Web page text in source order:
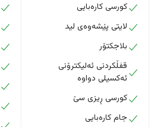
کورسی کارەبایی
لایتی پێشەوەی لید
بلاجکتۆر
قفڵکردنی ئەلیکترۆنی
ئەکسیلی دواوە
کورسی ڕیزی سێ
جام کارەبایی